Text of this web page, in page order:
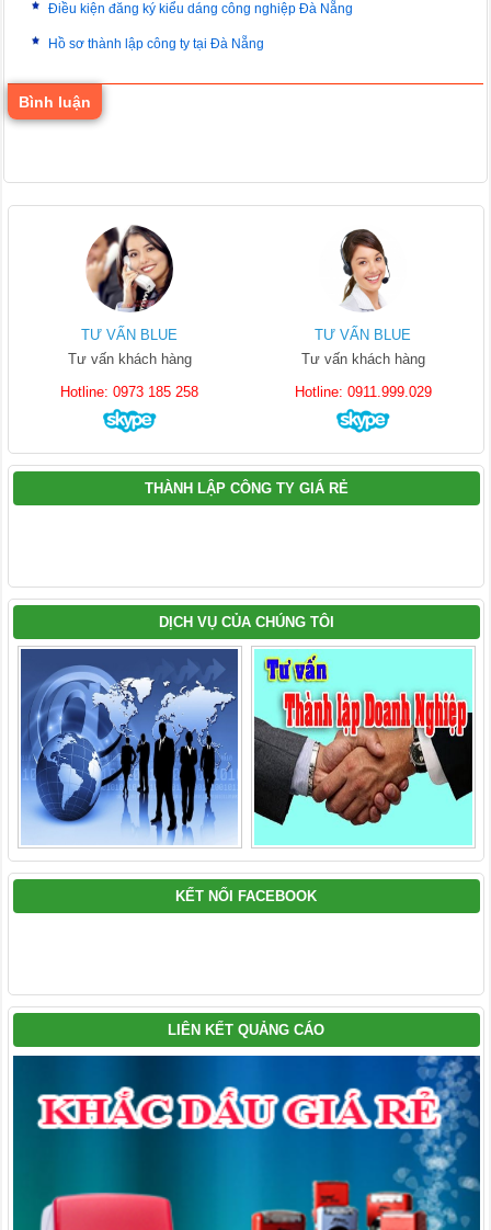
Điều kiện đăng ký kiểu dáng công nghiệp Đà Nẵng
Hồ sơ thành lập công ty tại Đà Nẵng
Bình luận
TƯ VẤN BLUE
Tư vấn khách hàng
Hotline: 0973 185 258
TƯ VẤN BLUE
Tư vấn khách hàng
Hotline: 0911.999.029
THÀNH LẬP CÔNG TY GIÁ RẺ
DỊCH VỤ CỦA CHÚNG TÔI
KẾT NỐI FACEBOOK
LIÊN KẾT QUẢNG CÁO